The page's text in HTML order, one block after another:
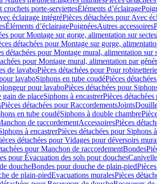
crochets porte-serviettesÉléments d’éclairage
éclairage intégréPièces détachées pour Avec
Éléments d’éclairagePoignéesAutres accessoires
pour Montage sur gorge, alimentation sur
détachées pour Montage sur gorge,
détachées pour Montage mural, alimentation sur
pour Montage mural, alimentation par
de lavaboPièces détachées pour Pour
lavaboSiphons en tube coudéPièces
pour lavaboPièces détachées pour
gain de placeSiphons à encastrerPièces
Pièces détachées pour RaccordementsJoints
en tube coudéSiphons à double chambre
de raccordementAccessoiresPièces
à encastrerPièces détachées pour Siphons
détachées pour Vidages pour déversoirs
pour Manchon de raccordementBondes
pour Évacuation des sols pour douches
doucheBondes pour douche de plain-pied
de plain-piedEvacuations muralesPièces